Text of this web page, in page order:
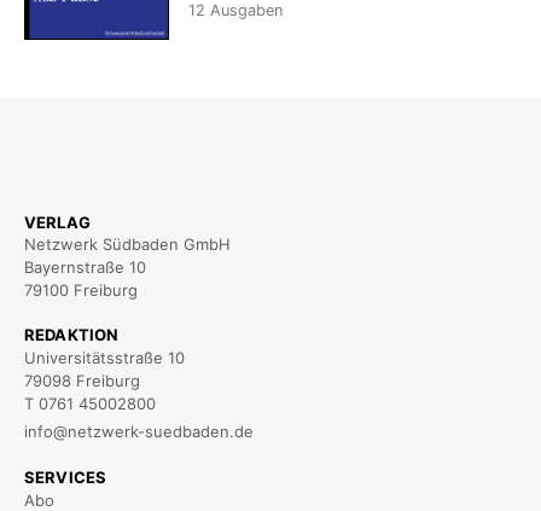
12 Ausgaben
VERLAG
Netzwerk Südbaden GmbH
Bayernstraße 10
79100 Freiburg
REDAKTION
Universitätsstraße 10
79098 Freiburg
T 0761 45002800
info@netzwerk-suedbaden.de
SERVICES
Abo